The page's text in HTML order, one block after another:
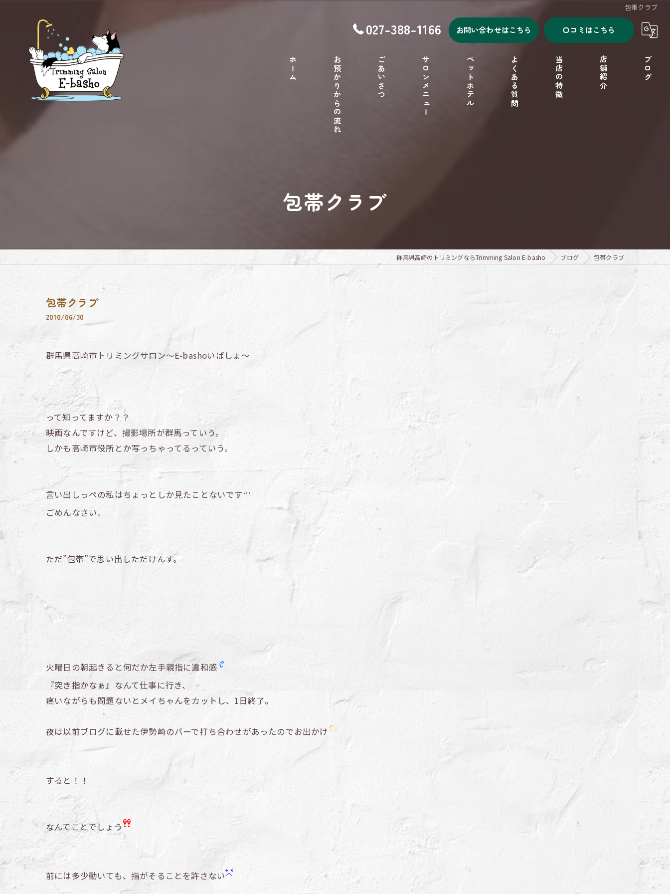
包帯クラブ
027-388-1166 お問い合わせはこちら 口コミはこちら
ホーム お預かりからの流れ ごあいさつ サロンメニュー ペットホテル よくある質問 当店の特徴 店舗紹介 ブログ
包帯クラブ
群馬県高崎のトリミングならTrimming Salon E-basho ブログ 包帯クラブ
包帯クラブ
2010/06/30
群馬県高崎市トリミングサロン～E-bashoいばしょ～
って知ってますか？？
映画なんですけど、撮影場所が群馬っていう。
しかも高崎市役所とか写っちゃってるっていう。
言い出しっぺの私はちょっとしか見たことないです
ごめんなさい。
ただ”包帯”で思い出しただけんす。
火曜日の朝起きると何だか左手親指に違和感
『突き指かなぁ』なんて仕事に行き、
痛いながらも問題ないとメイちゃんをカットし、1日終了。
夜は以前ブログに載せた伊勢崎のバーで打ち合わせがあったのでお出かけ
すると！！
なんてことでしょう
前には多少動いても、指がそることを許さない